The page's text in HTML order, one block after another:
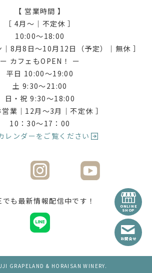
ONLINE
SHOP
お問合せ
【 営業時間 】
［ 4月〜｜不定休 ］
10:00〜18:00
｜8月8日〜10月12日（予定）｜無休 ］
ー カフェもOPEN！ ー
平日 10:00〜19:00
土 9:30〜21:00
日・祝 9:30〜18:00
営業｜12月〜3月｜不定休 ］
10：30〜17：00
レンダーをご覧ください
も最新情報配信中です！
GRAPELAND & HORAISAN WINERY.